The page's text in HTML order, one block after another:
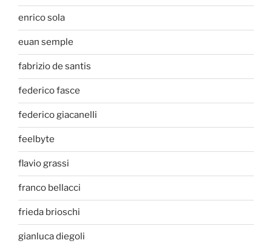
enrico sola
euan semple
fabrizio de santis
federico fasce
federico giacanelli
feelbyte
flavio grassi
franco bellacci
frieda brioschi
gianluca diegoli